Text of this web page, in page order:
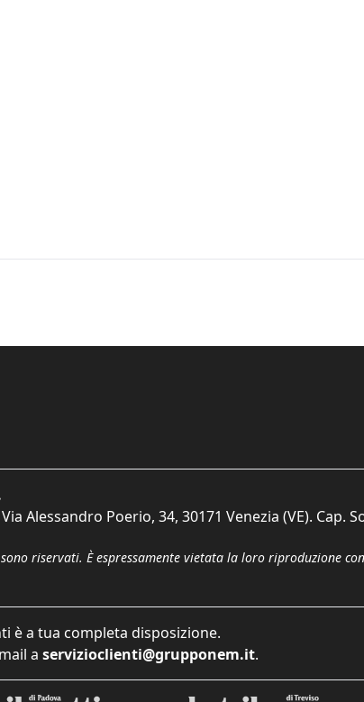
Alessandro Poerio, 34, 30171 Venezia (VE). Cap.
riservati. È espressamente vietata la loro riproduzione
è a tua completa disposizione.
a servizioclienti@grupponem.it.